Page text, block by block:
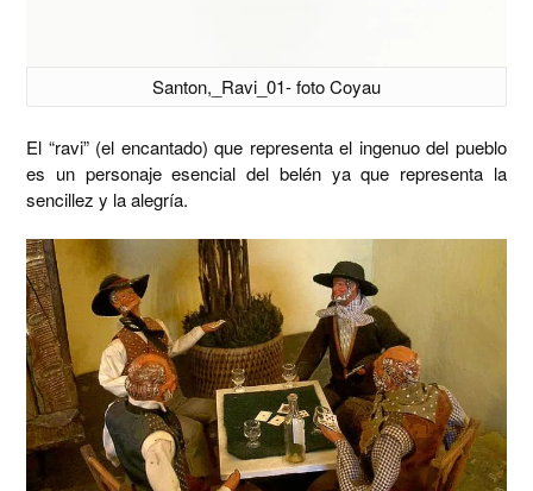
Santon,_Ravi_01- foto Coyau
El “ravi” (el encantado) que representa el ingenuo del pueblo
es un personaje esencial del belén ya que representa la
sencillez y la alegría.